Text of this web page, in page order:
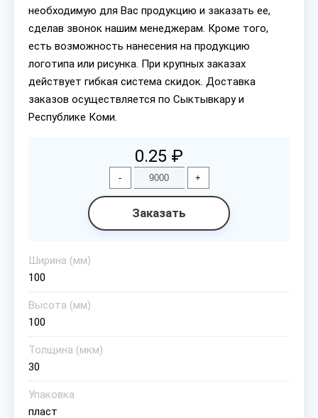
необходимую для Вас продукцию и заказать ее,
сделав звонок нашим менеджерам. Кроме того,
есть возможность нанесения на продукцию
логотипа или рисунка. При крупных заказах
действует гибкая система скидок. Доставка
заказов осуществляется по Сыктывкару и
Республике Коми.
0.25 ₽
- +
Заказать
Ширина (мм)
100
Высота (мм)
100
Толщина (мкм)
30
Упаковка
пласт